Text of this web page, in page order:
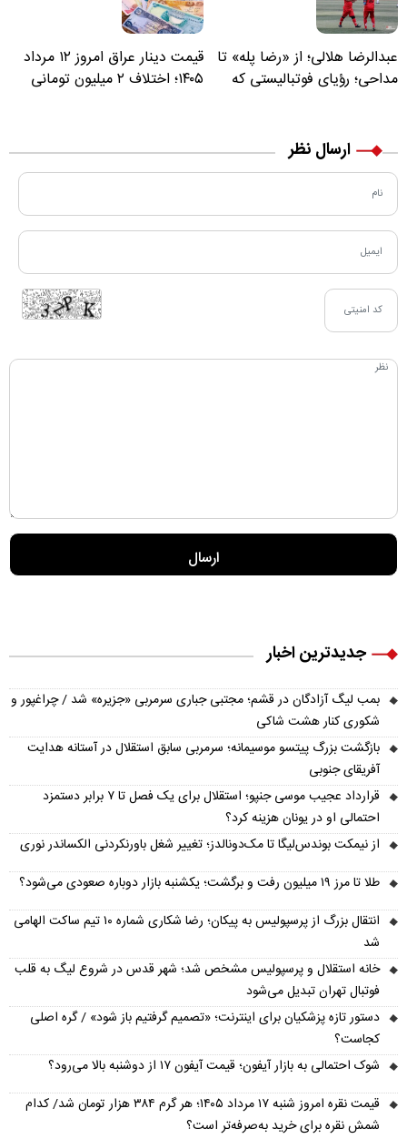
عبدالرضا هلالی؛ از «رضا پله» تا
مداحی؛ رؤیای فوتبالیستی که
قیمت دینار عراق امروز ۱۲ مرداد
۱۴۰۵؛ اختلاف ۲ میلیون تومانی
ارسال نظر
جدیدترین اخبار
بمب لیگ آزادگان در قشم؛ مجتبی جباری سرمربی «جزیره» شد / چراغپور و
شکوری کنار هشت شاکی
بازگشت بزرگ پیتسو موسیمانه؛ سرمربی سابق استقلال در آستانه هدایت
آفریقای جنوبی
قرارداد عجیب موسی جنپو؛ استقلال برای یک فصل تا ۷ برابر دستمزد
احتمالی او در یونان هزینه کرد؟
از نیمکت بوندس‌لیگا تا مک‌دونالدز؛ تغییر شغل باورنکردنی الکساندر نوری
طلا تا مرز ۱۹ میلیون رفت و برگشت؛ یکشنبه بازار دوباره صعودی می‌شود؟
انتقال بزرگ از پرسپولیس به پیکان؛ رضا شکاری شماره ۱۰ تیم ساکت الهامی
شد
خانه استقلال و پرسپولیس مشخص شد؛ شهر قدس در شروع لیگ به قلب
فوتبال تهران تبدیل می‌شود
دستور تازه پزشکیان برای اینترنت؛ «تصمیم گرفتیم باز شود» / گره اصلی
کجاست؟
شوک احتمالی به بازار آیفون؛ قیمت آیفون ۱۷ از دوشنبه بالا می‌رود؟
قیمت نقره امروز شنبه ۱۷ مرداد ۱۴۰۵؛ هر گرم ۳۸۴ هزار تومان شد/ کدام
شمش نقره برای خرید به‌صرفه‌تر است؟